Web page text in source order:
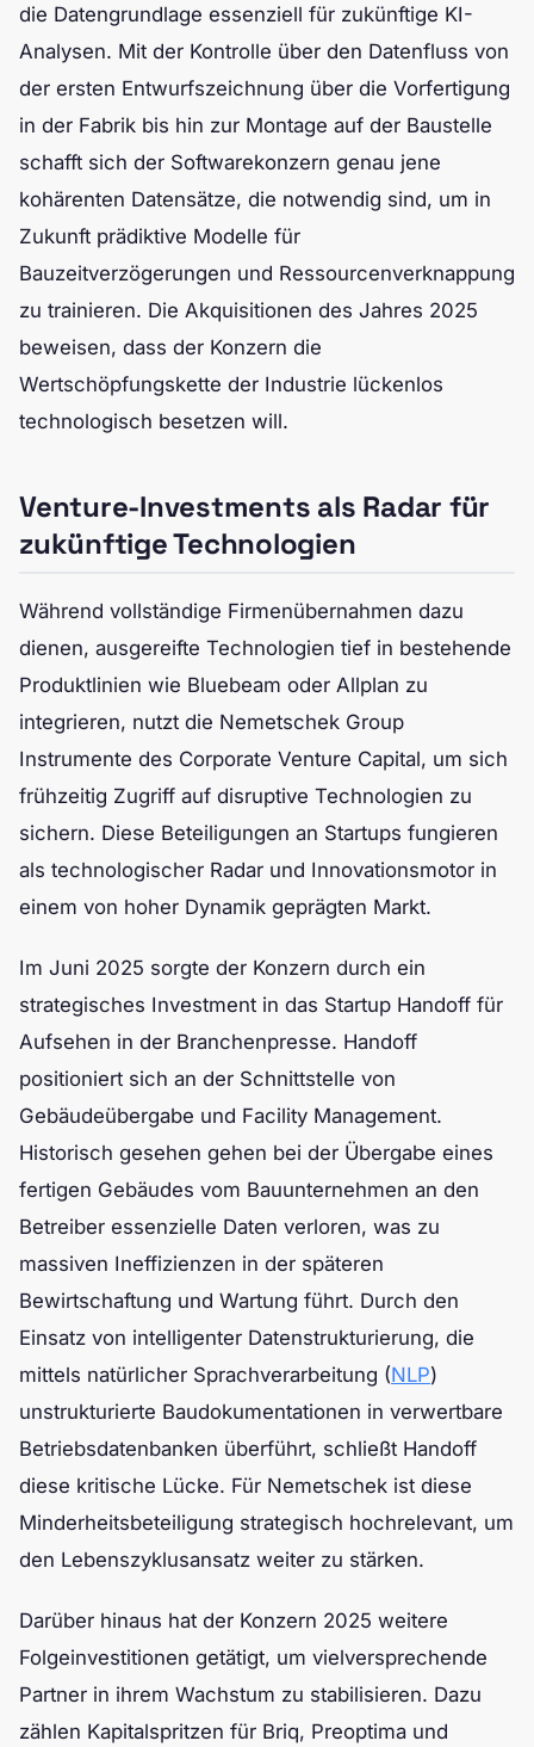
die Datengrundlage essenziell für zukünftige KI-
Analysen. Mit der Kontrolle über den Datenfluss von
der ersten Entwurfszeichnung über die Vorfertigung
in der Fabrik bis hin zur Montage auf der Baustelle
schafft sich der Softwarekonzern genau jene
kohärenten Datensätze, die notwendig sind, um in
Zukunft prädiktive Modelle für
Bauzeitverzögerungen und Ressourcenverknappung
zu trainieren. Die Akquisitionen des Jahres 2025
beweisen, dass der Konzern die
Wertschöpfungskette der Industrie lückenlos
technologisch besetzen will.
Venture-Investments als Radar für
zukünftige Technologien
Während vollständige Firmenübernahmen dazu
dienen, ausgereifte Technologien tief in bestehende
Produktlinien wie Bluebeam oder Allplan zu
integrieren, nutzt die Nemetschek Group
Instrumente des Corporate Venture Capital, um sich
frühzeitig Zugriff auf disruptive Technologien zu
sichern. Diese Beteiligungen an Startups fungieren
als technologischer Radar und Innovationsmotor in
einem von hoher Dynamik geprägten Markt.
Im Juni 2025 sorgte der Konzern durch ein
strategisches Investment in das Startup Handoff für
Aufsehen in der Branchenpresse. Handoff
positioniert sich an der Schnittstelle von
Gebäudeübergabe und Facility Management.
Historisch gesehen gehen bei der Übergabe eines
fertigen Gebäudes vom Bauunternehmen an den
Betreiber essenzielle Daten verloren, was zu
massiven Ineffizienzen in der späteren
Bewirtschaftung und Wartung führt. Durch den
Einsatz von intelligenter Datenstrukturierung, die
mittels natürlicher Sprachverarbeitung (NLP)
unstrukturierte Baudokumentationen in verwertbare
Betriebsdatenbanken überführt, schließt Handoff
diese kritische Lücke. Für Nemetschek ist diese
Minderheitsbeteiligung strategisch hochrelevant, um
den Lebenszyklusansatz weiter zu stärken.
Darüber hinaus hat der Konzern 2025 weitere
Folgeinvestitionen getätigt, um vielversprechende
Partner in ihrem Wachstum zu stabilisieren. Dazu
zählen Kapitalspritzen für Briq, Preoptima und